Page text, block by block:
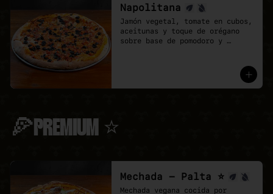
Napolitana
Jamón vegetal, tomate en cubos,
aceitunas y toque de orégano
sobre base de pomodoro y
🍕PREMIUM ⭐
Mechada - Palta ⭐
Mechada vegana cocida por